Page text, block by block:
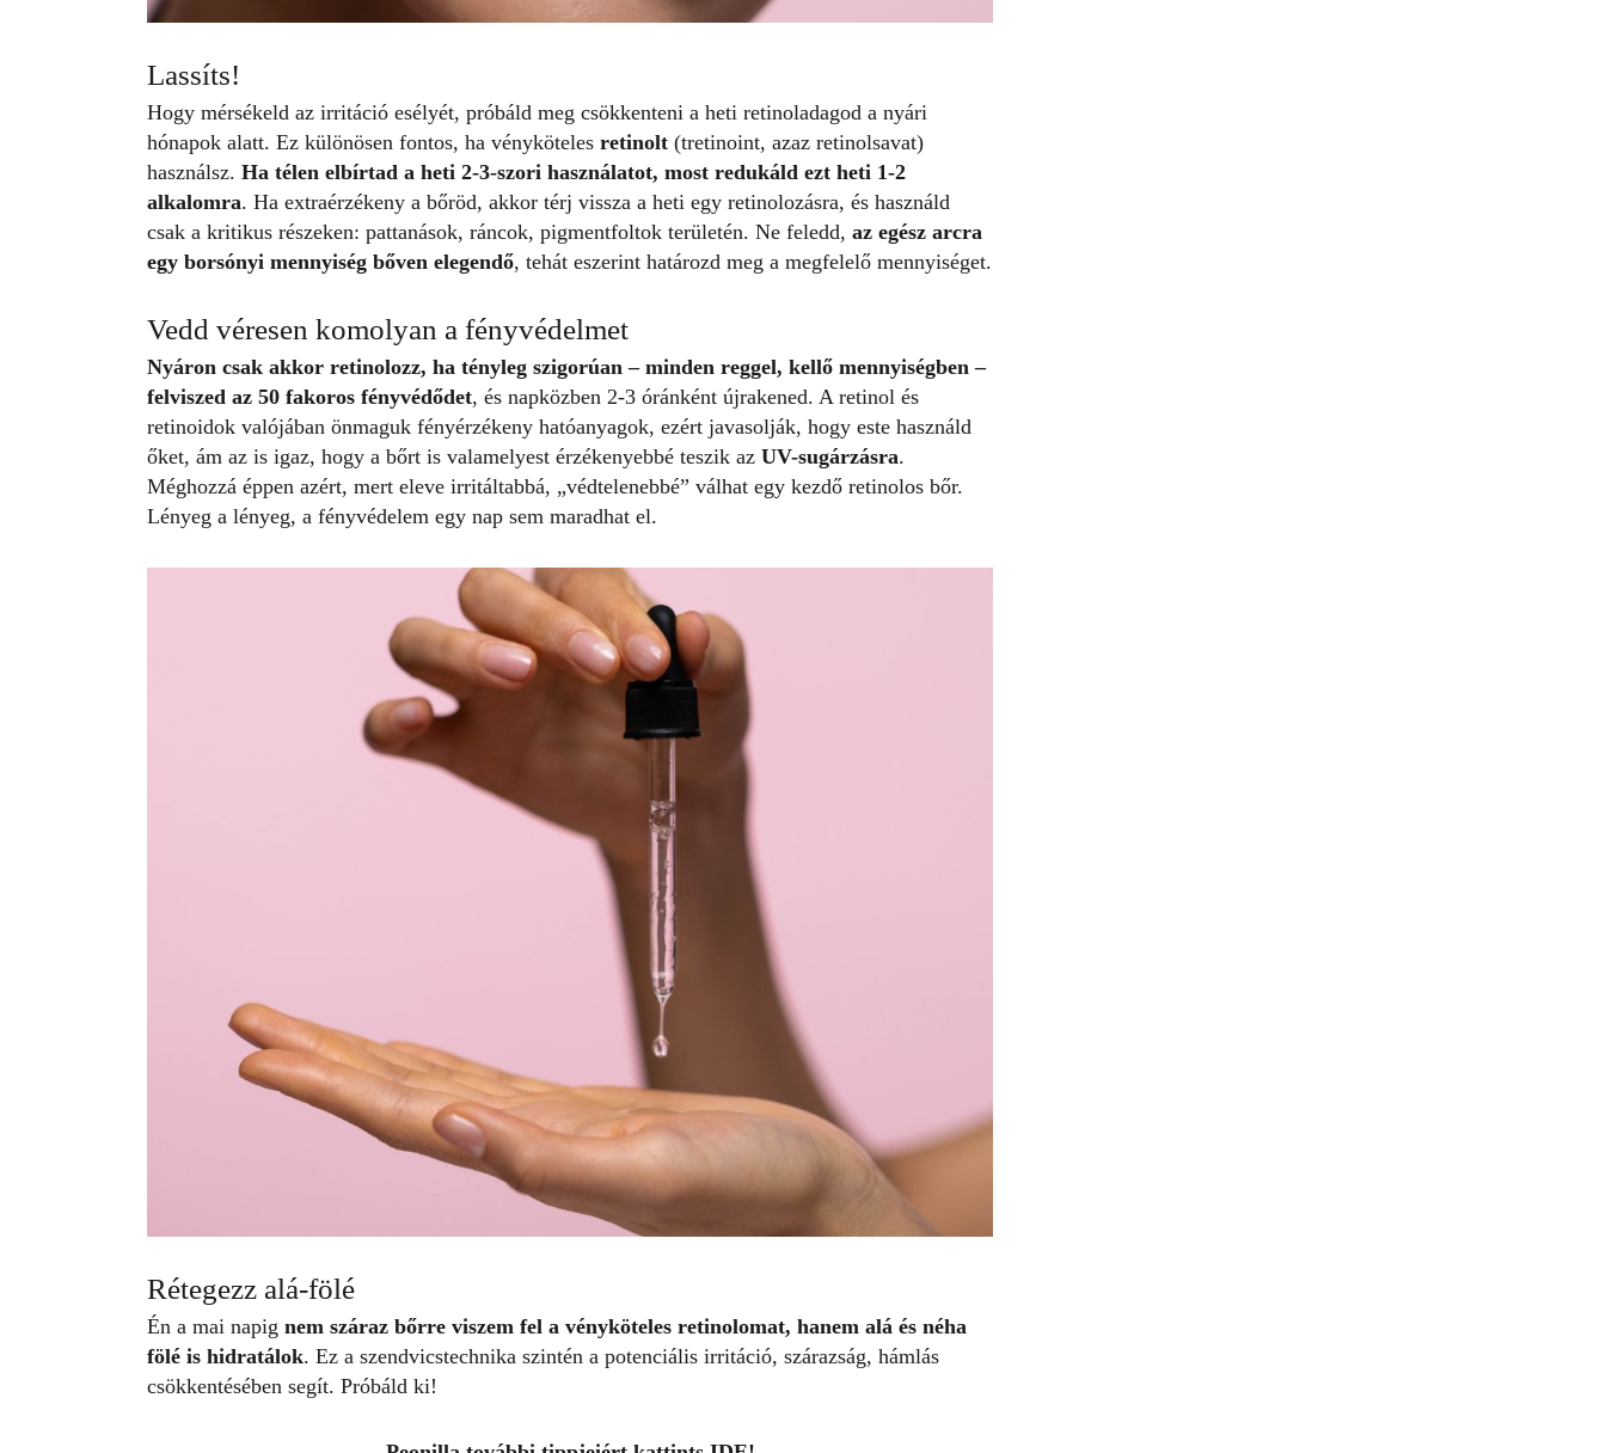
Lassíts!
Hogy mérsékeld az irritáció esélyét, próbáld meg csökkenteni a heti retinoladagod a nyári
hónapok alatt. Ez különösen fontos, ha vényköteles retinolt (tretinoint, azaz retinolsavat)
használsz. Ha télen elbírtad a heti 2-3-szori használatot, most redukáld ezt heti 1-2
alkalomra. Ha extraérzékeny a bőröd, akkor térj vissza a heti egy retinolozásra, és használd
csak a kritikus részeken: pattanások, ráncok, pigmentfoltok területén. Ne feledd, az egész arcra
egy borsónyi mennyiség bőven elegendő, tehát eszerint határozd meg a megfelelő mennyiséget.
Vedd véresen komolyan a fényvédelmet
Nyáron csak akkor retinolozz, ha tényleg szigorúan – minden reggel, kellő mennyiségben –
felviszed az 50 fakoros fényvédődet, és napközben 2-3 óránként újrakened. A retinol és
retinoidok valójában önmaguk fényérzékeny hatóanyagok, ezért javasolják, hogy este használd
őket, ám az is igaz, hogy a bőrt is valamelyest érzékenyebbé teszik az UV-sugárzásra.
Méghozzá éppen azért, mert eleve irritáltabbá, „védtelenebbé” válhat egy kezdő retinolos bőr.
Lényeg a lényeg, a fényvédelem egy nap sem maradhat el.
Rétegezz alá-fölé
Én a mai napig nem száraz bőrre viszem fel a vényköteles retinolomat, hanem alá és néha
fölé is hidratálok. Ez a szendvicstechnika szintén a potenciális irritáció, szárazság, hámlás
csökkentésében segít. Próbáld ki!